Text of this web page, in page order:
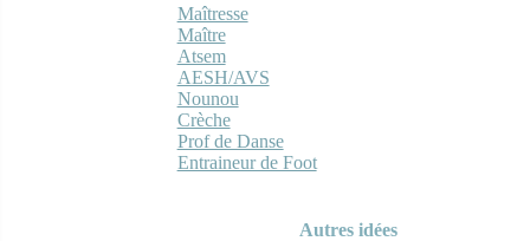
Maîtresse
Maître
Atsem
AESH/AVS
Nounou
Crèche
Prof de Danse
Entraineur de Foot
Autres idées